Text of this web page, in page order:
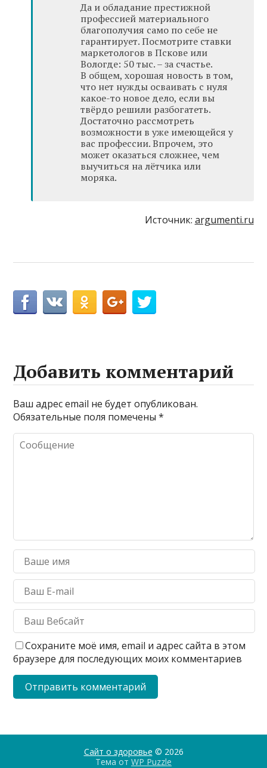
Да и обладание престижной
профессией материального
благополучия само по себе не
гарантирует. Посмотрите ставки
маркетологов в Пскове или
Вологде: 50 тыс. – за счастье.
В общем, хорошая новость в том,
что нет нужды осваивать с нуля
какое-то новое дело, если вы
твёрдо решили разбогатеть.
Достаточно рассмотреть
возможности в уже имеющейся у
вас профессии. Впрочем, это
может оказаться сложнее, чем
выучиться на лётчика или
моряка.
Источник: argumenti.ru
Добавить комментарий
Ваш адрес email не будет опубликован.
Обязательные поля помечены*
Сохраните моё имя, email и адрес сайта в этом
браузере для последующих моих комментариев
Сайт о здоровье © 2026
Тема от WP Puzzle